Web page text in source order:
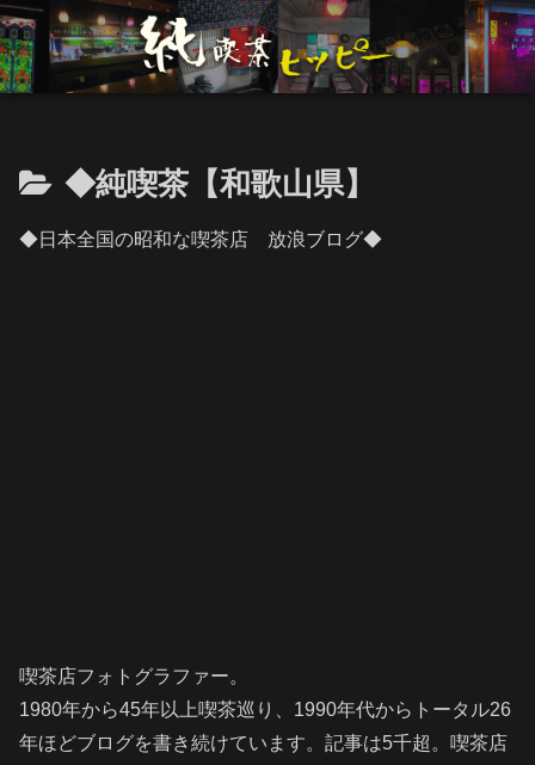
◆純喫茶【和歌山県】
◆日本全国の昭和な喫茶店 放浪ブログ◆
喫茶店フォトグラファー。
1980年から45年以上喫茶巡り、1990年代からトータル26
年ほどブログを書き続けています。記事は5千超。喫茶店